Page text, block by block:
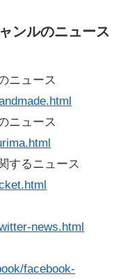
ンルのニュース
ニュース
ニュース
するニュース
news.html
facebook-